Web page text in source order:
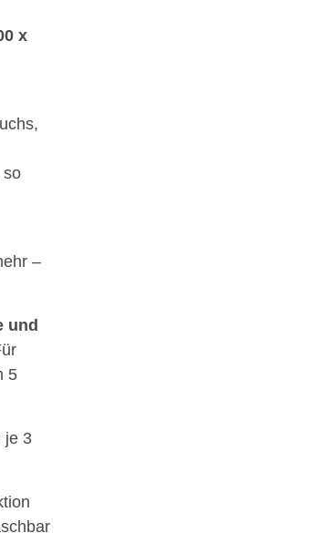
x
so
–
und
5
je 3